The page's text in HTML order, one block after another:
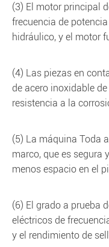
(3) El motor principal
frecuencia de
hidráulico, y el motor
(4) Las piezas en
de acero inoxidable
resistencia a la
(5) La máquina Toda
marco, que es segura
menos espacio en el
(6) El grado a prueba
eléctricos de
y el rendimiento de